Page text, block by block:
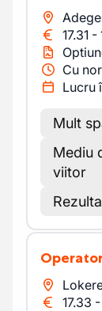
17.31 -
Cu
Lucru
Mult
Mediu
viitor
17.33 -